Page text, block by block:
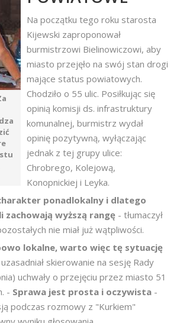
Na początku tego roku starosta
Kijewski zaproponował
burmistrzowi Bielinowiczowi, aby
miasto przejęło na swój stan drogi
mające status powiatowych.
Chodziło o 55 ulic. Posiłkując się
opinią komisji ds. infrastruktury
komunalnej, burmistrz wydał
opinię pozytywną, wyłączając
jednak z tej grupy ulice:
Chrobrego, Kolejową,
Konopnickiej i Leyka.
ponadlokalny i dlatego
zachowają wyższą rangę - tłumaczył
nie miał już wątpliwości.
lokalne, warto więc tę sytuację
skierowanie na sesję Rady
uchwały o przejęciu przez miasto 51
- Sprawa jest prosta i oczywista -
podczas rozmowy z "Kurkiem"